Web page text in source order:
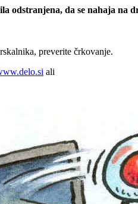
odstranjena, da se nahaja na
preverite črkovanje.
ali